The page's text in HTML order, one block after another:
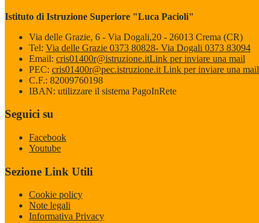
Istituto di Istruzione Superiore "Luca Pacioli"
Via delle Grazie, 6 - Via Dogali,20 - 26013 Crema (CR)
Tel: Via delle Grazie 0373 80828- Via Dogali 0373 83094
Email: cris01400r@istruzione.itLink per inviare una mail
PEC: cris01400r@pec.istruzione.it Link per inviare una mail
C.F.: 82009760198
IBAN: utilizzare il sistema PagoInRete
Seguici su
Facebook
Youtube
Sezione Link Utili
Cookie policy
Note legali
Informativa Privacy